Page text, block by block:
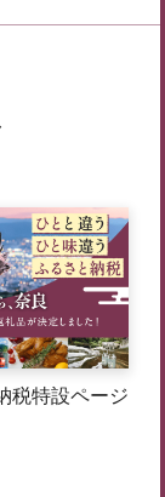
税特設ページ